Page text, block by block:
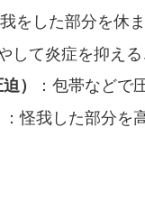
我をした部分を休
して炎症を抑える
）
：包帯などで
：怪我した部分を